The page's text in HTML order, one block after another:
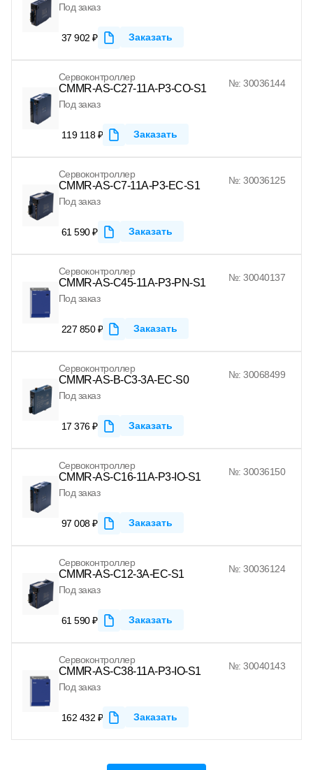
Под заказ
37 902 ₽ Заказать
Сервоконтроллер
CMMR-AS-C27-11A-P3-CO-S1
№: 30036144
Под заказ
119 118 ₽ Заказать
Сервоконтроллер
CMMR-AS-C7-11A-P3-EC-S1
№: 30036125
Под заказ
61 590 ₽ Заказать
Сервоконтроллер
CMMR-AS-C45-11A-P3-PN-S1
№: 30040137
Под заказ
227 850 ₽ Заказать
Сервоконтроллер
CMMR-AS-B-C3-3A-EC-S0
№: 30068499
Под заказ
17 376 ₽ Заказать
Сервоконтроллер
CMMR-AS-C16-11A-P3-IO-S1
№: 30036150
Под заказ
97 008 ₽ Заказать
Сервоконтроллер
CMMR-AS-C12-3A-EC-S1
№: 30036124
Под заказ
61 590 ₽ Заказать
Сервоконтроллер
CMMR-AS-C38-11A-P3-IO-S1
№: 30040143
Под заказ
162 432 ₽ Заказать